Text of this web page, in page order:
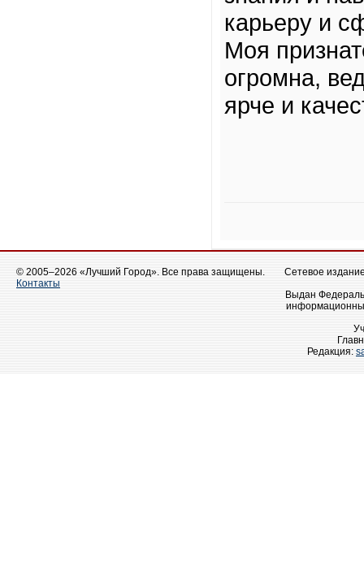
карьеру и
Моя
огромна,
ярче и
© 2005–2026 «Лучший Город». Все права защищены.
Контакты
Сетевое
Выдан
Редакция: